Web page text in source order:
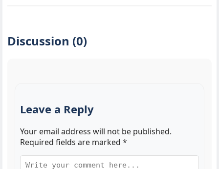
Discussion (0)
Leave a Reply
Your email address will not be published.
Required fields are marked *